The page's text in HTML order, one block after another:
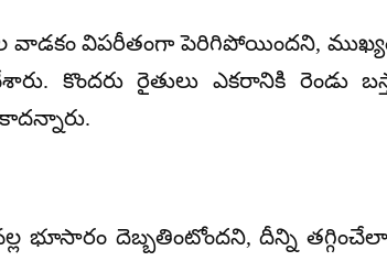
వాడకం విపరీతంగా పెరిగిపోయిందని,
కొందరు రైతులు ఎకరానికి రెండు
భూసారం దెబ్బతింటోందని, దీన్ని